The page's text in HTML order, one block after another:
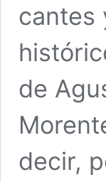
cantes
de
decir,